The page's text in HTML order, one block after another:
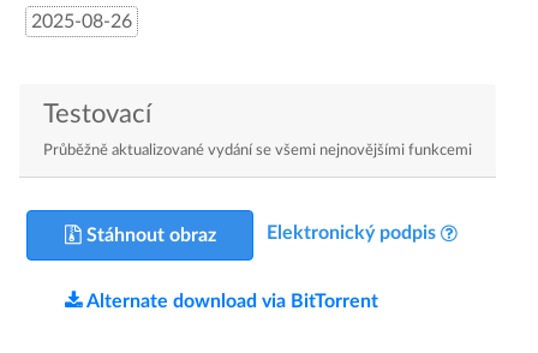
2025-08-26
Testovací
Průběžně aktualizované vydání se všemi nejnovějšími funkcemi
Stáhnout obraz Elektronický podpis
Alternate download via BitTorrent